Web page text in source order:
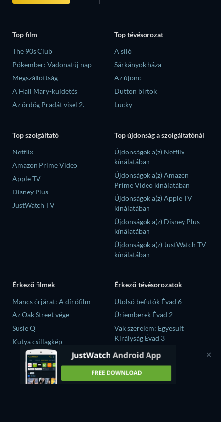
Top film
The 90s Club
Pókember: Vadonatúj nap
Megszállottság
A Hail Mary-küldetés
Az ördög Pradát visel 2.
Top tévésorozat
A siló
Sárkányok háza
Az újonc
Dutton birtok
Lucky
Top szolgáltató
Netflix
Amazon Prime Video
Apple TV
Disney Plus
JustWatch TV
Top újdonság a szolgáltatónál
Újdonságok a(z) Netflix
kínálatában
Újdonságok a(z) Amazon
Prime Video kínálatában
Újdonságok a(z) Apple TV
kínálatában
Újdonságok a(z) Disney Plus
kínálatában
Újdonságok a(z) JustWatch TV
kínálatában
Érkező filmek
Mancs őrjárat: A dínófilm
Az Oak Street vége
Susie Q
Kutya csillagkép
A sivatag fia
Érkező tévésorozatok
Utolsó befutók Évad 6
Úriemberek Évad 2
Vak szerelem: Egyesült
Királyság Évad 3
Until the T-Shirt Dries Évad 1
A szilánkok Évad 1